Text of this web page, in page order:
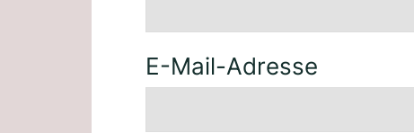
E-Mail-Adresse